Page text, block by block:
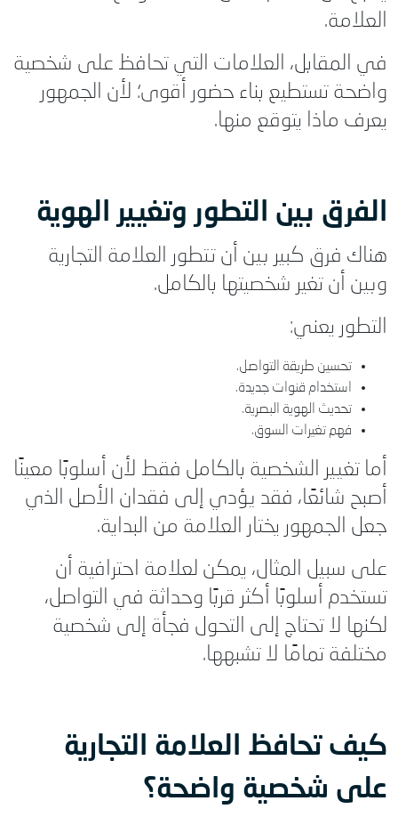
العلامة.
في المقابل، العلامات التي تحافظ على شخصية
واضحة تستطيع بناء حضور أقوى؛ لأن الجمهور
يعرف ماذا يتوقع منها.
الفرق بين التطور وتغيير الهوية
هناك فرق كبير بين أن تتطور العلامة التجارية
وبين أن تغير شخصيتها بالكامل.
التطور يعني:
تحسين طريقة التواصل.
استخدام قنوات جديدة.
تحديث الهوية البصرية.
فهم تغيرات السوق.
أما تغيير الشخصية بالكامل فقط لأن أسلوبًا معينًا
أصبح شائعًا، فقد يؤدي إلى فقدان الأصل الذي
جعل الجمهور يختار العلامة من البداية.
على سبيل المثال، يمكن لعلامة احترافية أن
تستخدم أسلوبًا أكثر قربًا وحداثة في التواصل،
لكنها لا تحتاج إلى التحول فجأة إلى شخصية
مختلفة تمامًا لا تشبهها.
كيف تحافظ العلامة التجارية
على شخصية واضحة؟